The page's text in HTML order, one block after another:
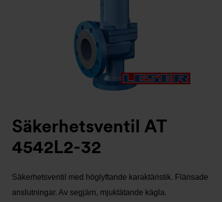
Säkerhetsventil AT
4542L2-32
Säkerhetsventil med höglyftande karaktäristik. Flänsade
anslutningar. Av segjärn, mjuktätande kägla.